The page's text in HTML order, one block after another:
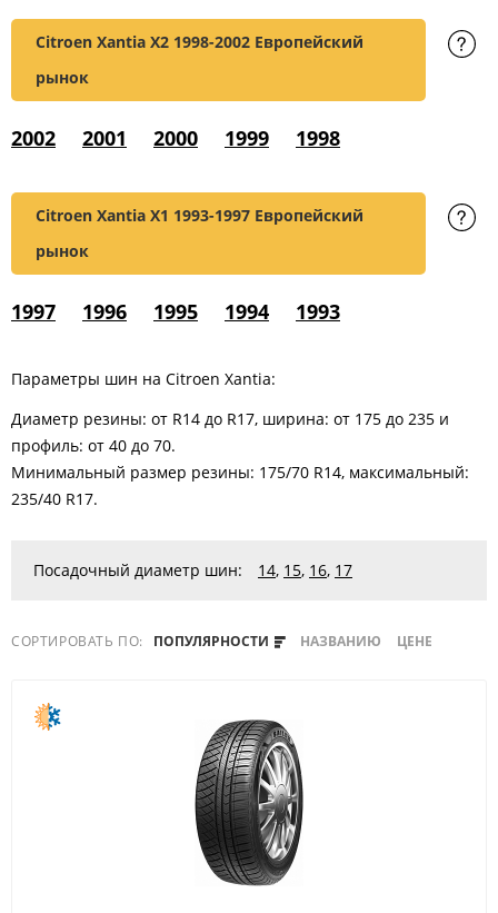
Citroen Xantia X2 1998-2002 Европейский
рынок
2002 2001 2000 1999 1998
Citroen Xantia X1 1993-1997 Европейский
рынок
1997 1996 1995 1994 1993
Параметры шин на Citroen Xantia:
Диаметр резины: от R14 до R17, ширина: от 175 до 235 и
профиль: от 40 до 70.
Минимальный размер резины: 175/70 R14, максимальный:
235/40 R17.
Посадочный диаметр шин: 14, 15, 16, 17
СОРТИРОВАТЬ ПО: ПОПУЛЯРНОСТИ НАЗВАНИЮ ЦЕНЕ